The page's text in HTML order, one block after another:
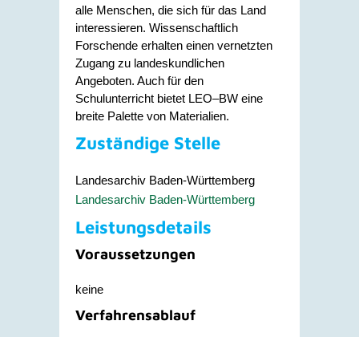
alle Menschen, die sich für das Land
interessieren. Wissenschaftlich
Forschende erhalten einen vernetzten
Zugang zu landeskundlichen
Angeboten. Auch für den
Schulunterricht bietet LEO–BW eine
breite Palette von Materialien.
Zuständige Stelle
Landesarchiv Baden-Württemberg
Landesarchiv Baden-Württemberg
Leistungsdetails
Voraussetzungen
keine
Verfahrensablauf